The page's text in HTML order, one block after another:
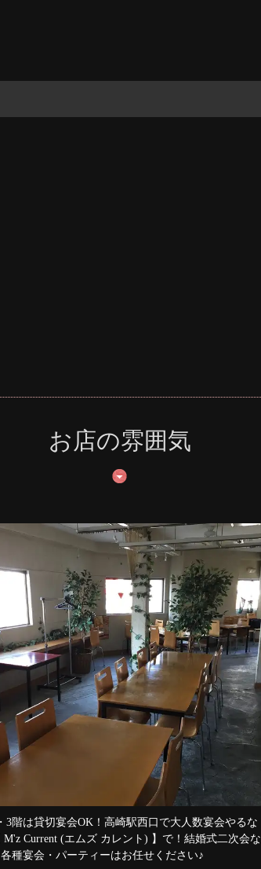
お店の雰囲気
3階は貸切宴会OK！高崎駅西口で大人数宴会やるな
M'z Current (エムズ カレント) 】で！結婚式二次会な
種宴会・パーティーはお任せください♪